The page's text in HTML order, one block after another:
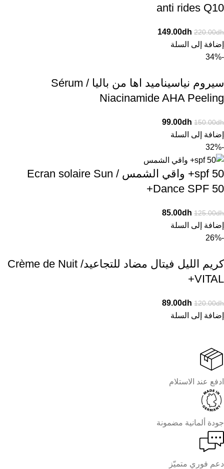
anti rides Q10
220.00dh
149.00dh
إضافة إلى السلة
-34%
سيروم نياسيناميد اها من باليا / Sérum
Niacinamide AHA Peeling
150.00dh
99.00dh
إضافة إلى السلة
-32%
spf 50+ واقي الشمس / Ecran solaire Sun
Dance SPF 50+
125.00dh
85.00dh
إضافة إلى السلة
-26%
كريم الليل فيتال مضاد للتجاعيد/ Crème de Nuit
VITAL+
120.00dh
89.00dh
إضافة إلى السلة
ادفع عند الاستلام
جودة ألمانية مضمونة
دعم فوري متميّز